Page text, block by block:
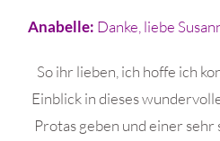
Anabelle: Danke, liebe
So ihr lieben, ich hoffe ich
Einblick in dieses
Protas geben und einer